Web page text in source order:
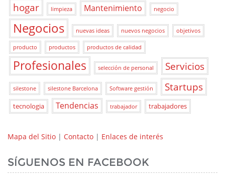
hogar limpieza Mantenimiento negocio
Negocios nuevas ideas nuevos negocios objetivos
producto productos productos de calidad
Profesionales selección de personal Servicios
silestone silestone Barcelona Software gestión Startups
tecnologia Tendencias trabajador trabajadores
Mapa del Sitio | Contacto | Enlaces de interés
SÍGUENOS EN FACEBOOK